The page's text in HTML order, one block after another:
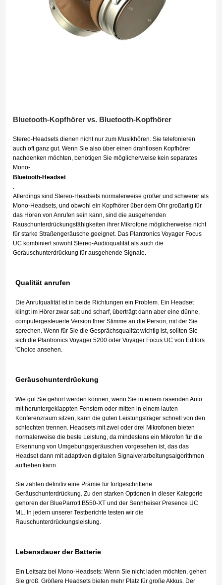
Bluetooth-Kopfhörer vs. Bluetooth-Kopfhörer
Stereo-Headsets dienen nicht nur zum Musikhören. Sie telefonieren
auch oft ganz gut. Wenn Sie also über einen drahtlosen Kopfhörer
nachdenken möchten, benötigen Sie möglicherweise kein separates
Mono-
Bluetooth-Headset
.
Allerdings sind Stereo-Headsets normalerweise größer und schwerer als
Mono-Headsets, und obwohl ein Kopfhörer über dem Ohr großartig für
das Hören von Anrufen sein kann, sind die ausgehenden
Rauschunterdrückungsfähigkeiten ihrer Mikrofone möglicherweise nicht
für starke Straßengeräusche geeignet. Das Plantronics Voyager Focus
UC kombiniert sowohl Stereo-Audioqualität als auch die
Geräuschunterdrückung für ausgehende Signale.
Qualität anrufen
Die Anrufqualität ist in beide Richtungen ein Problem. Ein Headset
klingt im Hörer zwar satt und scharf, überträgt dann aber eine dünne,
computergesteuerte Version Ihrer Stimme an die Person, mit der Sie
sprechen. Wenn für Sie die Gesprächsqualität wichtig ist, sollten Sie
sich die Plantronics Voyager 5200 oder Voyager Focus UC von Editors
'Choice ansehen.
Geräuschunterdrückung
Wie gut Sie gehört werden können, wenn Sie in einem rasenden Auto
mit heruntergeklappten Fenstern oder mitten in einem lauten
Konferenzraum sitzen, kann die guten Leistungsträger schnell von den
schlechten trennen. Headsets mit zwei oder drei Mikrofonen bieten
normalerweise die beste Leistung, da mindestens ein Mikrofon für die
Erkennung von Umgebungsgeräuschen vorgesehen ist, das das
Headset dann mit adaptiven digitalen Signalverarbeitungsalgorithmen
aufheben kann.
Sie zahlen definitiv eine Prämie für fortgeschrittene
Geräuschunterdrückung. Zu den starken Optionen in dieser Kategorie
gehören der BlueParrott B550-XT und der Sennheiser Presence UC
ML. In jedem unserer Testberichte testen wir die
Rauschunterdrückungsleistung.
Lebensdauer der Batterie
Ein Leitsatz bei Mono-Headsets: Wenn Sie nicht laden möchten, gehen
Sie groß. Größere Headsets bieten mehr Platz für große Akkus. Der